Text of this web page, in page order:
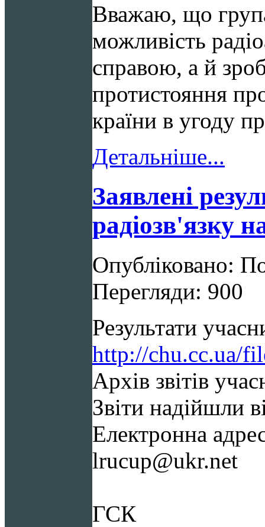
Вважаю, що
можливість
справою, а й
протистояння
країни в угоду
Детальніше...
Заявлені
радіозв'язку
Опубліковано:
Перегляди: 900
Результати
http://chu.cc.ua/
Архів звітів
Звіти надійшли
Електронна
lrucup@ukr.net
ГСК